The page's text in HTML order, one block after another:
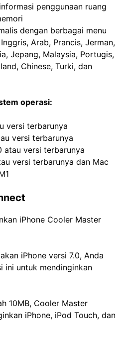
penggunaan ruang
dengan berbagai menu
Arab, Prancis, Jerman,
Jepang, Malaysia, Portugis,
Chinese, Turki, dan
operasi:
versi terbarunya
versi terbarunya
atau versi terbarunya
versi terbarunya dan Mac
iPhone versi 7.0, Anda
ini untuk mendinginkan
10MB, Cooler Master
iPhone, iPod Touch, dan